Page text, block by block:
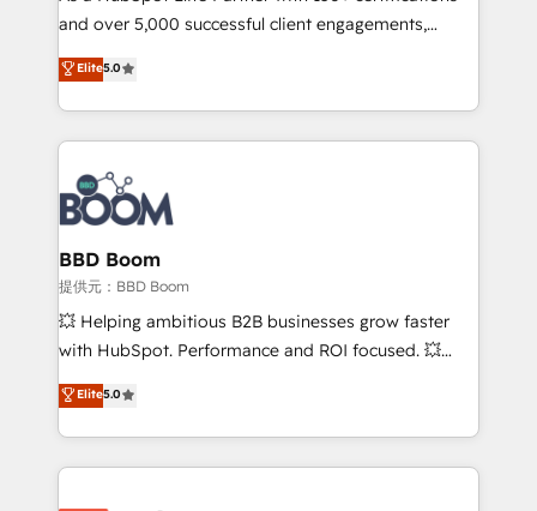
opportunités d'affaires ➤ La mise en place de
stratégies d'acquisition marketing (SEO, SEA,
inbound, automatisation marketing, ABM, IA,
emailing) Informations clés : - 10 ans d'expérience -
100+ intégrations CRM HubSpot réussies - 40
experts conseil - 150 certifications HubSpot
cumulées
and over 5,000 successful client engagements,
Vonazon turns marketing complexity into
measurable, scalable growth. From onboarding to
enterprise-grade campaigns, our in-house team
builds scalable strategies that drive long-term
revenue. ⚙️ HubSpot Integration & Optimization •
Seamless CRM, CMS, and automation setup •
Complex platform migrations and data cleanups •
Custom APIs and third-party integrations 📈 End-to-
End Revenue Acceleration • Lifecycle marketing and
pipeline growth programs • Sales enablement tools
and CRM optimization • Retention strategies with
Execution • 750+ onboardings and 2,000+
implementations • Deep expertise across marketing,
Elite5.0
BBD Boom
提供元：BBD Boom
💥 Helping ambitious B2B businesses grow faster
with HubSpot. Performance and ROI focused. 💥
BBD Boom is the HubSpot partner that can help you
to HubSpot Better. We work with your teams to
solve all your HubSpot challenges and improve user
adoption, sales process and marketing results.
Elite5.0